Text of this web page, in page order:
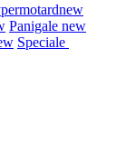
new
Panigale new
Speciale